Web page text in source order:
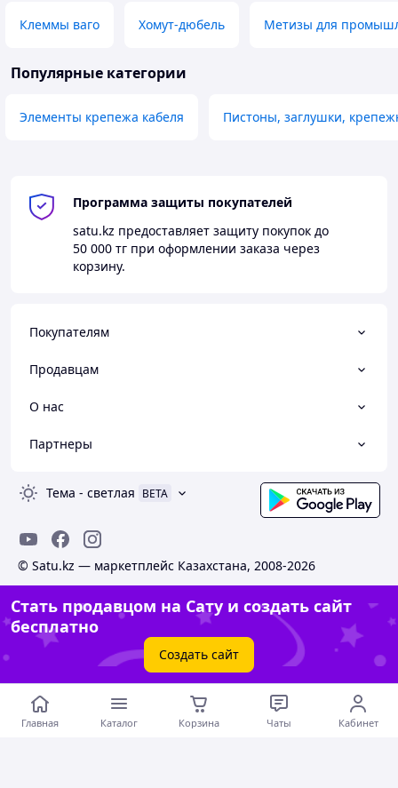
Клеммы ваго Хомут-дюбель Метизы для
Популярные категории
Элементы крепежа кабеля Пистоны, заглушки,
Программа защиты покупателей
satu.kz предоставляет защиту покупок до
50 000 тг при оформлении заказа через
корзину.
Покупателям
Продавцам
О нас
Партнеры
Тема - светлая BETA
© Satu.kz — маркетплейс Казахстана, 2008-2026
Стать продавцом на Сату и создать сайт
бесплатно
Создать сайт
Главная Каталог Корзина Чаты Кабинет